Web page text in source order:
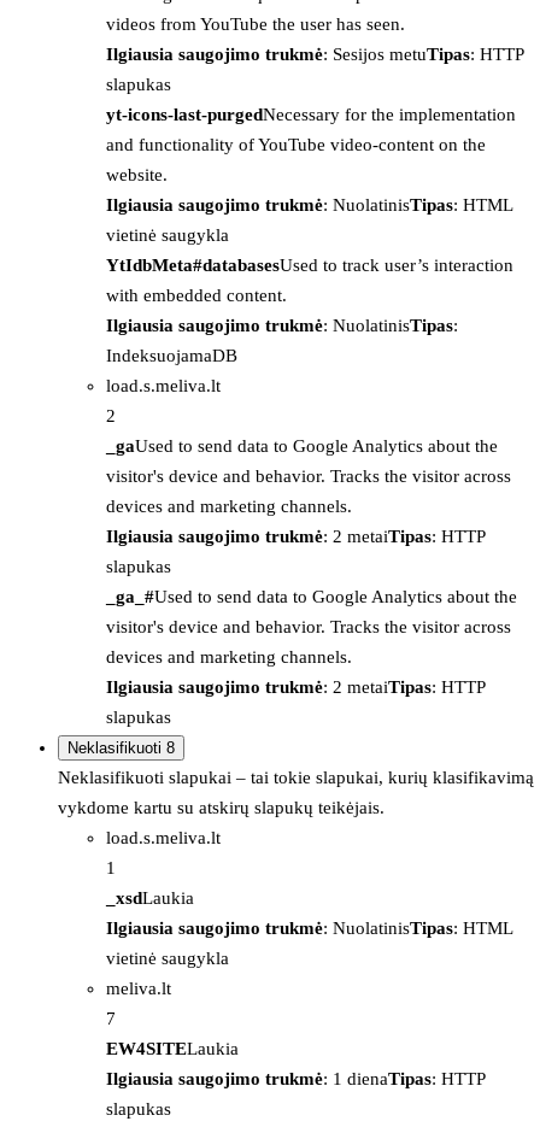
videos from YouTube the user has seen.
Ilgiausia saugojimo trukmė: Sesijos metuTipas: HTTP
slapukas
yt-icons-last-purgedNecessary for the implementation
and functionality of YouTube video-content on the
website.
Ilgiausia saugojimo trukmė: NuolatinisTipas: HTML
vietinė saugykla
YtIdbMeta#databasesUsed to track user’s interaction
with embedded content.
Ilgiausia saugojimo trukmė: NuolatinisTipas:
IndeksuojamaDB
load.s.meliva.lt
2
_gaUsed to send data to Google Analytics about the
visitor's device and behavior. Tracks the visitor across
devices and marketing channels.
Ilgiausia saugojimo trukmė: 2 metaiTipas: HTTP
slapukas
_ga_#Used to send data to Google Analytics about the
visitor's device and behavior. Tracks the visitor across
devices and marketing channels.
Ilgiausia saugojimo trukmė: 2 metaiTipas: HTTP
slapukas
Neklasifikuoti 8
Neklasifikuoti slapukai – tai tokie slapukai, kurių klasifikavimą
vykdome kartu su atskirų slapukų teikėjais.
load.s.meliva.lt
1
_xsdLaukia
Ilgiausia saugojimo trukmė: NuolatinisTipas: HTML
vietinė saugykla
meliva.lt
7
EW4SITELaukia
Ilgiausia saugojimo trukmė: 1 dienaTipas: HTTP
slapukas